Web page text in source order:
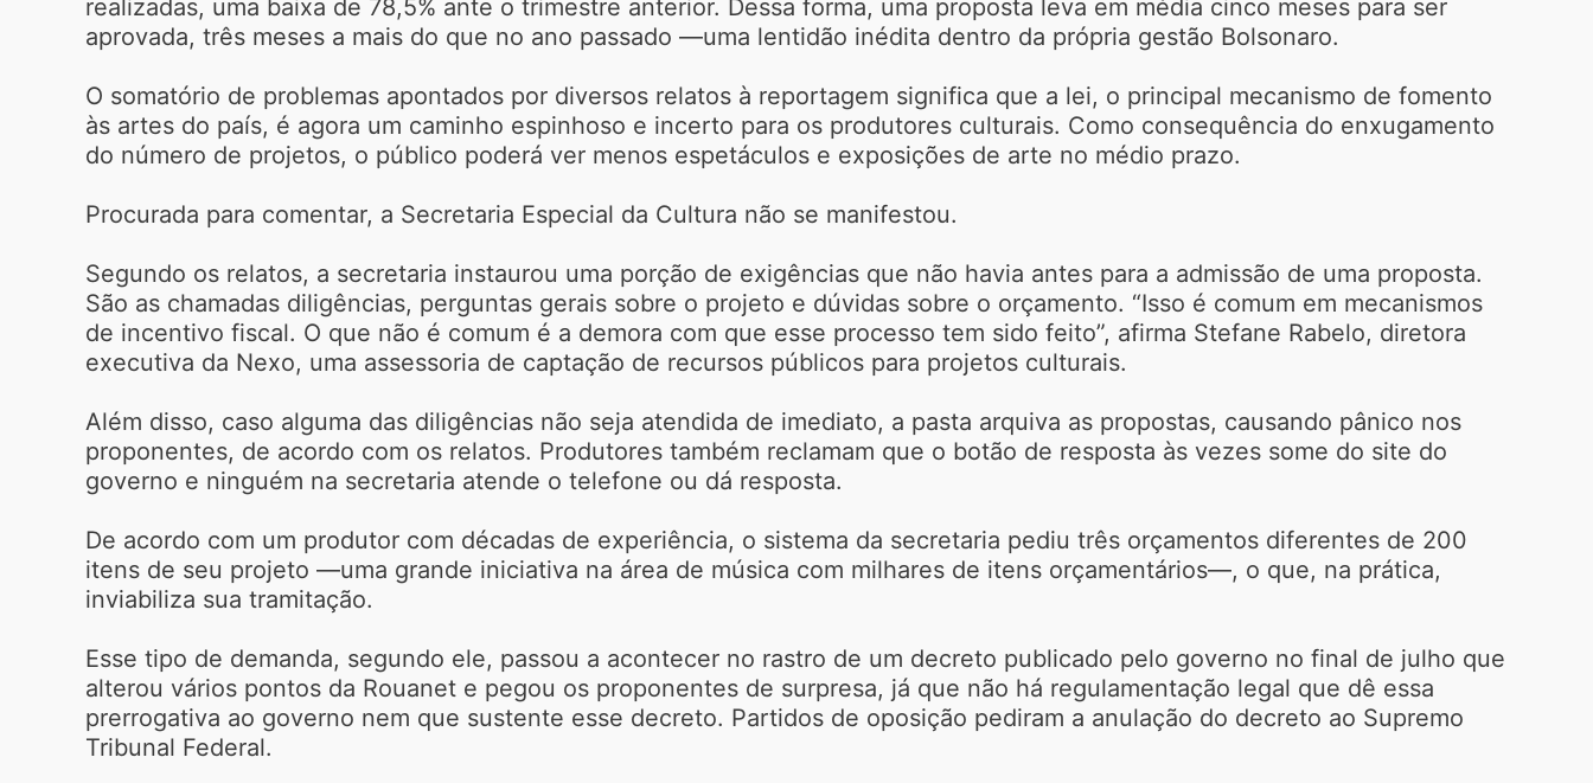
realizadas, uma baixa de 78,5% ante o trimestre anterior. Dessa forma, uma proposta leva em média cinco meses para ser
aprovada, três meses a mais do que no ano passado —uma lentidão inédita dentro da própria gestão Bolsonaro.
O somatório de problemas apontados por diversos relatos à reportagem significa que a lei, o principal mecanismo de fomento
às artes do país, é agora um caminho espinhoso e incerto para os produtores culturais. Como consequência do enxugamento
do número de projetos, o público poderá ver menos espetáculos e exposições de arte no médio prazo.
Procurada para comentar, a Secretaria Especial da Cultura não se manifestou.
Segundo os relatos, a secretaria instaurou uma porção de exigências que não havia antes para a admissão de uma proposta.
São as chamadas diligências, perguntas gerais sobre o projeto e dúvidas sobre o orçamento. “Isso é comum em mecanismos
de incentivo fiscal. O que não é comum é a demora com que esse processo tem sido feito”, afirma Stefane Rabelo, diretora
executiva da Nexo, uma assessoria de captação de recursos públicos para projetos culturais.
Além disso, caso alguma das diligências não seja atendida de imediato, a pasta arquiva as propostas, causando pânico nos
proponentes, de acordo com os relatos. Produtores também reclamam que o botão de resposta às vezes some do site do
governo e ninguém na secretaria atende o telefone ou dá resposta.
De acordo com um produtor com décadas de experiência, o sistema da secretaria pediu três orçamentos diferentes de 200
itens de seu projeto —uma grande iniciativa na área de música com milhares de itens orçamentários—, o que, na prática,
inviabiliza sua tramitação.
Esse tipo de demanda, segundo ele, passou a acontecer no rastro de um decreto publicado pelo governo no final de julho que
alterou vários pontos da Rouanet e pegou os proponentes de surpresa, já que não há regulamentação legal que dê essa
prerrogativa ao governo nem que sustente esse decreto. Partidos de oposição pediram a anulação do decreto ao Supremo
Tribunal Federal.